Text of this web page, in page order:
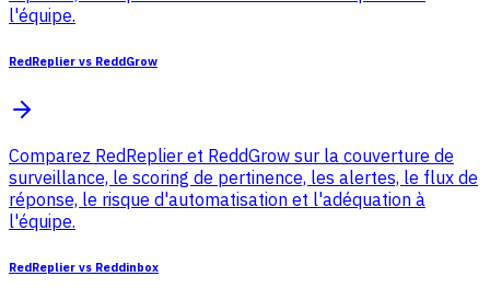
l'équipe.
RedReplier vs ReddGrow
Comparez RedReplier et ReddGrow sur la couverture de
surveillance, le scoring de pertinence, les alertes, le flux de
réponse, le risque d'automatisation et l'adéquation à
l'équipe.
RedReplier vs Reddinbox